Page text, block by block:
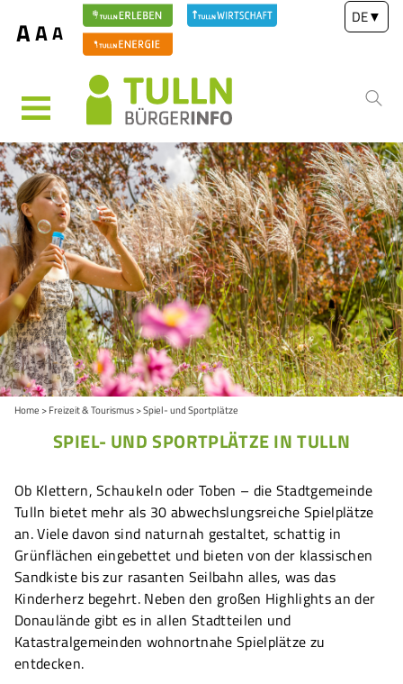
AAA
DE▼
MENÜ
Home Freizeit & Tourismus Spiel- und Sportplätze
SPIEL- UND SPORTPLÄTZE IN TULLN
Ob Klettern, Schaukeln oder Toben – die Stadtgemeinde
Tulln bietet mehr als 30 abwechslungsreiche Spielplätze
an. Viele davon sind naturnah gestaltet, schattig in
Grünflächen eingebettet und bieten von der klassischen
Sandkiste bis zur rasanten Seilbahn alles, was das
Kinderherz begehrt. Neben den großen Highlights an der
Donaulände gibt es in allen Stadtteilen und
Katastralgemeinden wohnortnahe Spielplätze zu
entdecken.